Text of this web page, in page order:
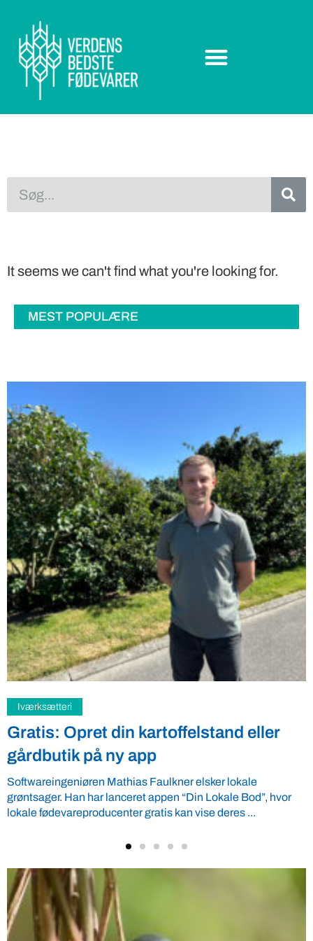
It seems we can't find what you're looking for.
MEST POPULÆRE
kartoffelstand eller
Faulkner elsker lokale
appen “Din Lokale Bod”, hvor
gratis kan vise deres ...
Fredspligt
Arbejdsgiverforeningen
giver ro i maven til
velkommen ...